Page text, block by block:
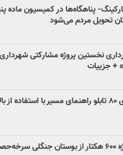
تحویل مردم می‌شود
نخستین پروژه مشارکتی
+ جزییات